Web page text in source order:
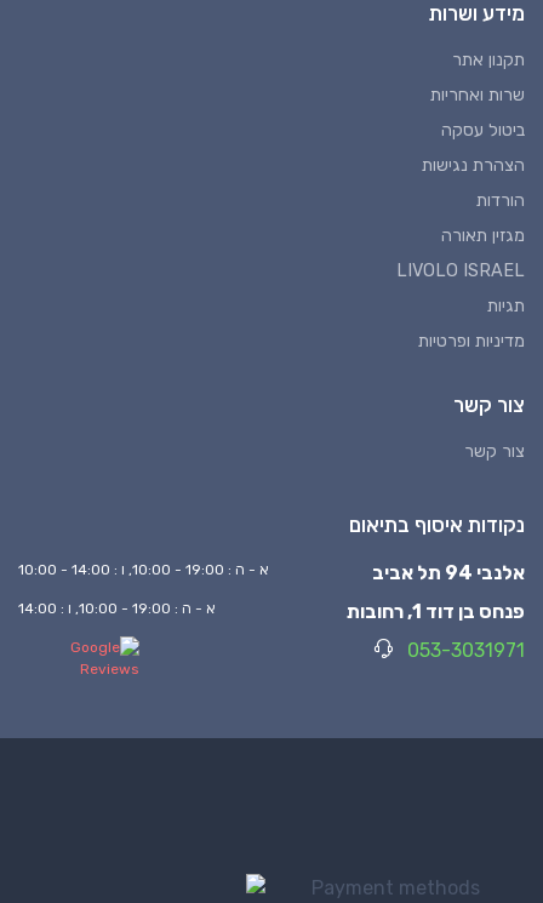
מידע ושרות
תקנון אתר
שרות ואחריות
ביטול עסקה
הצהרת נגישות
הורדות
מגזין תאורה
LIVOLO ISRAEL
תגיות
מדיניות ופרטיות
צור קשר
צור קשר
נקודות איסוף בתיאום
אלנבי 94 תל אביב א - ה : 19:00 - 10:00, ו : 14:00 - 10:00
פנחס בן דוד 1, רחובות א - ה : 19:00 - 10:00, ו : 14:00
053-3031971